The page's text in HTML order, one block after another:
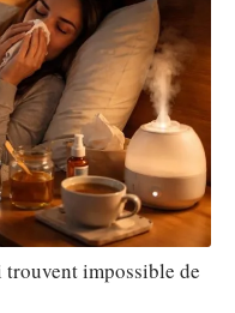
impossible de